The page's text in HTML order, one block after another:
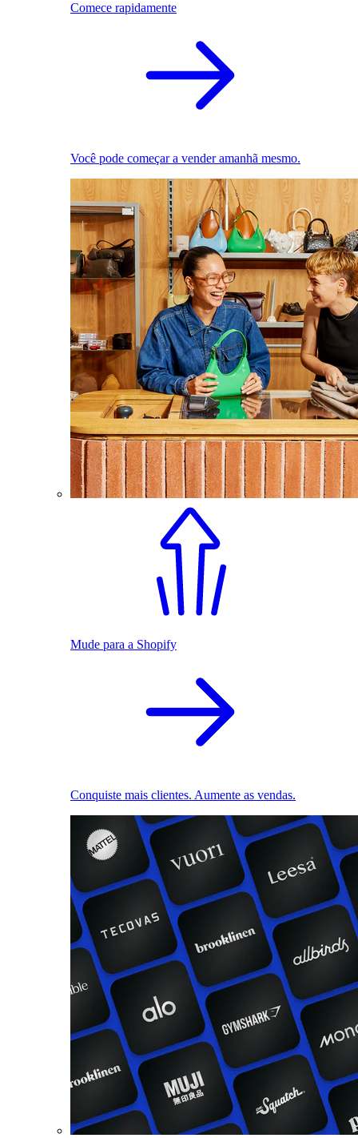
Comece rapidamente
Você pode começar a vender amanhã mesmo.
Mude para a Shopify
Conquiste mais clientes. Aumente as vendas.